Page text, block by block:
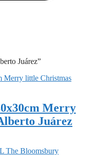
Juárez”
Merry
Juárez